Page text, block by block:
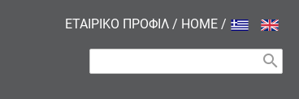
ΕΤΑΙΡΙΚΟ ΠΡΟΦΙΛ / HOME /
search